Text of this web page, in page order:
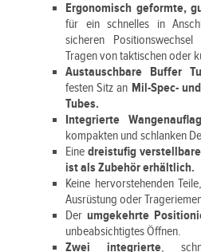
Ergonomisch geformte,
für ein schnelles in
sicheren
Tragen von taktischen oder
Austauschbare Buffer
festen Sitz an Mil-Spec-
Tubes.
Integrierte
kompakten und schlanken
Eine dreistufig
ist als Zubehör erhältlich.
Keine hervorstehenden
Ausrüstung oder
Der umgekehrte
unbeabsichtigtes Öffnen.
Zwei integrierte,